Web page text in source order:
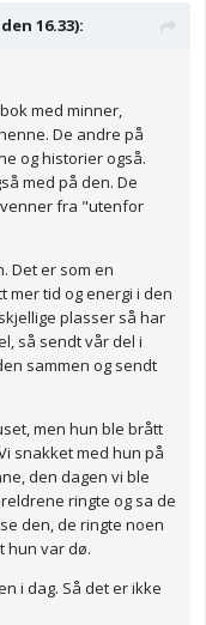
16.33):
med minner,
De andre på
og historier også.
med på den. De
fra "utenfor
Det er som en
mer tid og energi i den
plasser så har
så sendt vår del i
sammen og sendt
men hun ble brått
snakket med hun på
den dagen vi ble
ringte og sa de
den, de ringte noen
hun var dø.
i dag. Så det er ikke